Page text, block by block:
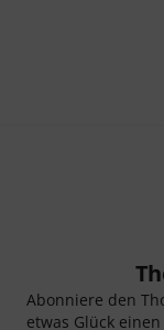
Abonniere den
etwas Glück einen